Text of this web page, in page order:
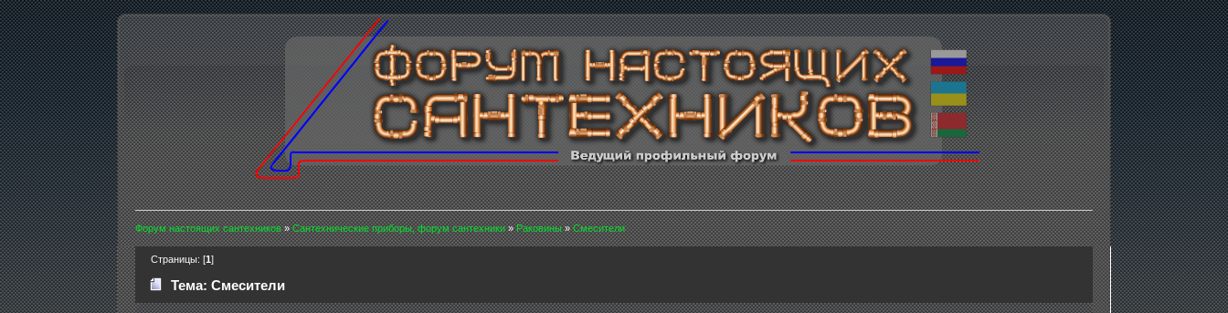
Форум настоящих сантехников»Сантехнические приборы, форум сантехники»Раковины»Смесители
Страницы: [1]
Тема: Смесители